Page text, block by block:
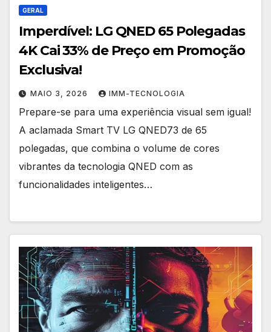
GERAL
Imperdível: LG QNED 65 Polegadas
4K Cai 33% de Preço em Promoção
Exclusiva!
MAIO 3, 2026 IMM-TECNOLOGIA
Prepare-se para uma experiência visual sem igual!
A aclamada Smart TV LG QNED73 de 65
polegadas, que combina o volume de cores
vibrantes da tecnologia QNED com as
funcionalidades inteligentes…